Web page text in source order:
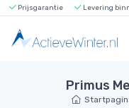
Prijsgarantie Levering
Primus